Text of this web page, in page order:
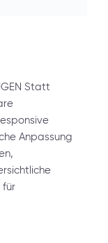
Statt
Anpassung
für